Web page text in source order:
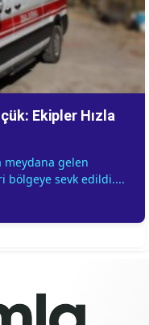
Ekipler Hızla
meydana gelen
bölgeye sevk edildi....